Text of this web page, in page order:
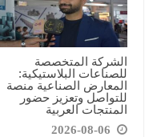
الشركة المتخصصة
للصناعات البلاستيكية:
المعارض الصناعية منصة
للتواصل وتعزيز حضور
المنتجات العربية
2026-08-06